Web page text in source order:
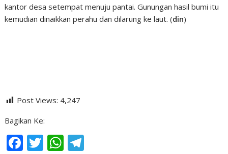
kantor desa setempat menuju pantai. Gunungan hasil bumi itu
kemudian dinaikkan perahu dan dilarung ke laut. (din)
Post Views: 4,247
Bagikan Ke:
F T W